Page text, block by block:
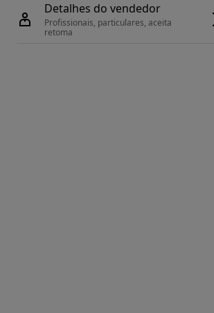
Detalhes do vendedor
Profissionais, particulares, aceita
retoma